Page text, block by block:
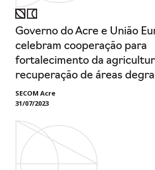
Governo do Acre e União
celebram cooperação para
fortalecimento da
recuperação de áreas
SECOM Acre
31/07/2023